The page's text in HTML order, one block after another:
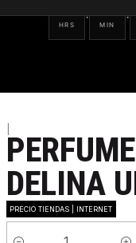
HRS
:
MIN
:
DELINA
PRECIO TIENDAS | INTERNET